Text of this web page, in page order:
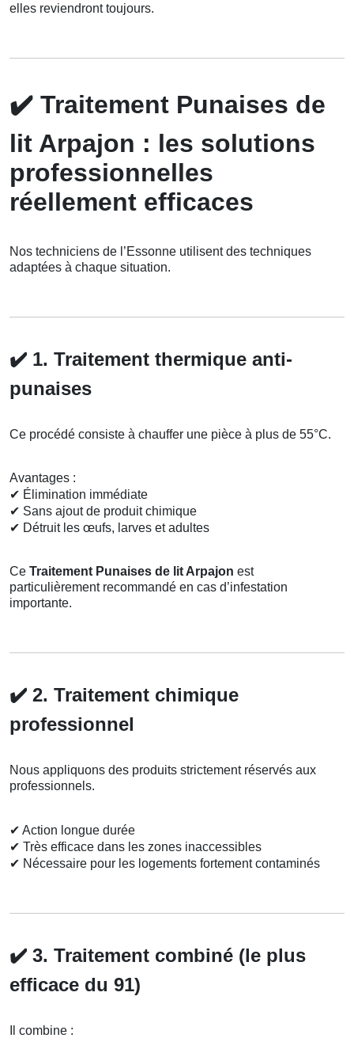
elles reviendront toujours.
✔️ Traitement Punaises de
lit Arpajon : les solutions
professionnelles
réellement efficaces
Nos techniciens de l’Essonne utilisent des techniques
adaptées à chaque situation.
✔️ 1. Traitement thermique anti-
punaises
Ce procédé consiste à chauffer une pièce à plus de 55°C.
Avantages :
✔ Élimination immédiate
✔ Sans ajout de produit chimique
✔ Détruit les œufs, larves et adultes
Ce Traitement Punaises de lit Arpajon est
particulièrement recommandé en cas d’infestation
importante.
✔️ 2. Traitement chimique
professionnel
Nous appliquons des produits strictement réservés aux
professionnels.
✔ Action longue durée
✔ Très efficace dans les zones inaccessibles
✔ Nécessaire pour les logements fortement contaminés
✔️ 3. Traitement combiné (le plus
efficace du 91)
Il combine :